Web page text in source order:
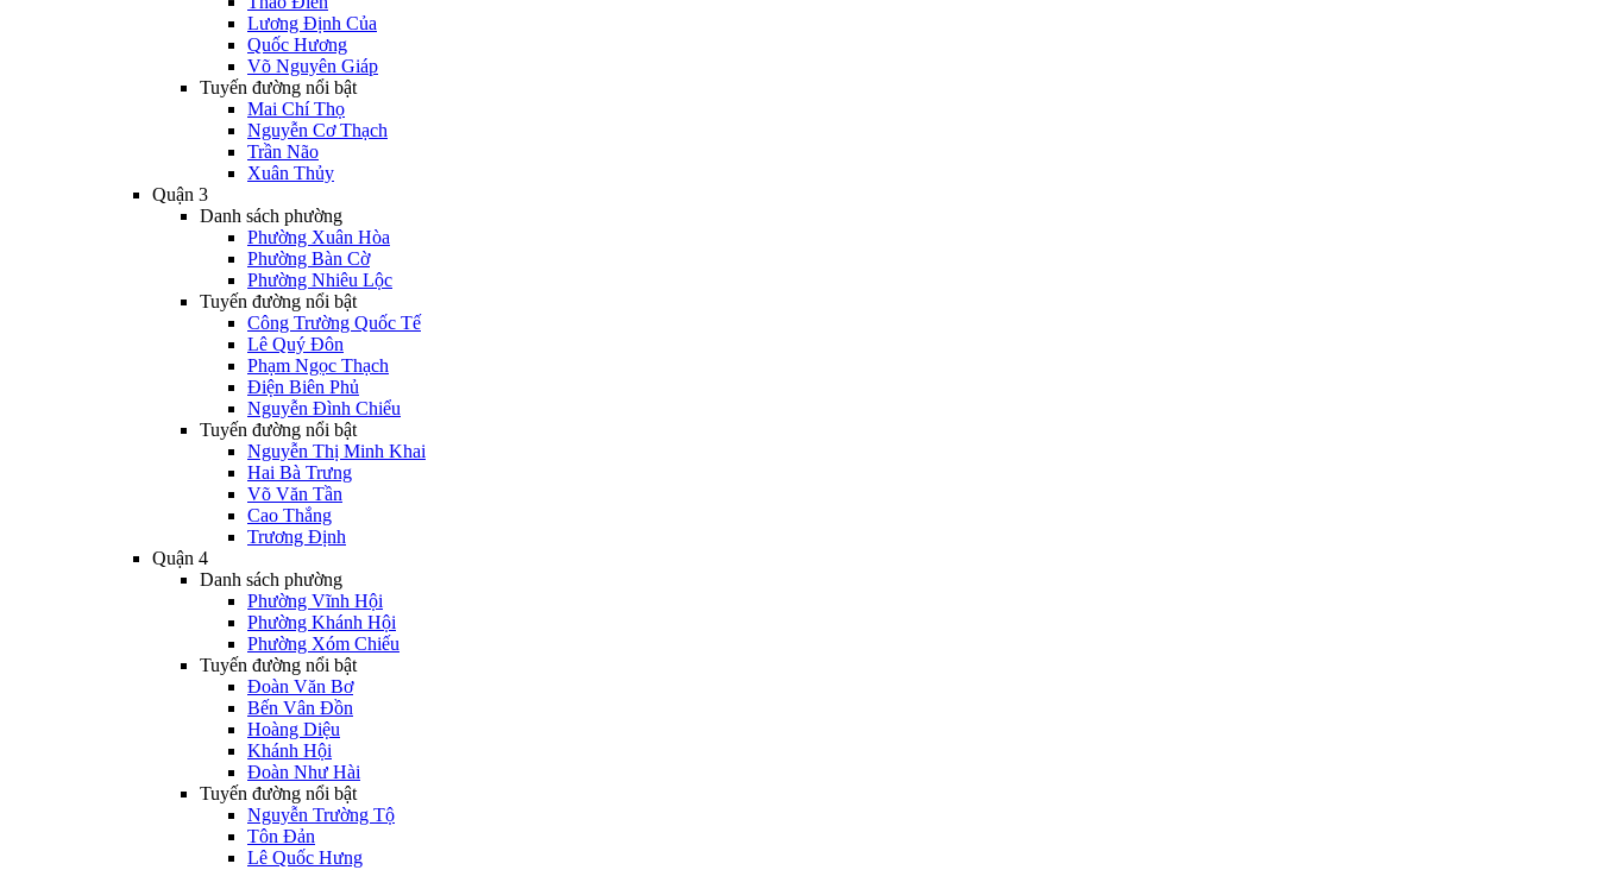
Lương Định Của
Quốc Hương
Võ Nguyên Giáp
Tuyến đường nổi bật
Mai Chí Thọ
Nguyễn Cơ Thạch
Trần Não
Xuân Thủy
Quận 3
Danh sách phường
Phường Xuân Hòa
Phường Bàn Cờ
Phường Nhiêu Lộc
Tuyến đường nổi bật
Công Trường Quốc Tế
Lê Quý Đôn
Phạm Ngọc Thạch
Điện Biên Phủ
Nguyễn Đình Chiểu
Tuyến đường nổi bật
Nguyễn Thị Minh Khai
Hai Bà Trưng
Võ Văn Tần
Cao Thắng
Trương Định
Quận 4
Danh sách phường
Phường Vĩnh Hội
Phường Khánh Hội
Phường Xóm Chiếu
Tuyến đường nổi bật
Đoàn Văn Bơ
Bến Vân Đồn
Hoàng Diệu
Khánh Hội
Đoàn Như Hài
Tuyến đường nổi bật
Nguyễn Trường Tộ
Tôn Đản
Lê Quốc Hưng